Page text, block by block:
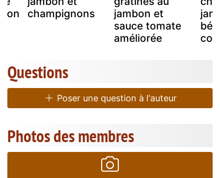
champignons
jambon et
sauce tomate
améliorée
Questions
Poser une question à l'auteur
Photos des membres